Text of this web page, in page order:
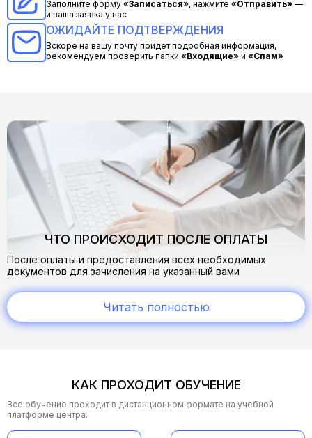
Заполните форму «Записаться», нажмите «Отправить» —
и ваша заявка у нас
ОЖИДАЙТЕ ПОДТВЕРЖДЕНИЯ
Вскоре на вашу почту придет подробная информация,
рекомендуем проверить папки «Входящие» и «Спам»
ЧТО ПРОИСХОДИТ ПОСЛЕ ОПЛАТЫ
После оплаты и предоставления всех необходимых
документов для зачисления на указанный вами
В нем вы найдете всю необходимую информацию:
cсылку на учебный портал
логин и пароль от личного кабинета, где предоставлен
В процессе обучения по любым вопросам обращайтесь к
своему методисту на почтуstart@mueg.ru— мы всегда на
связи и готовы помочь!
Желаем вам успехов, мотивации и ярких результатов в
Читать полностью
КАК ПРОХОДИТ ОБУЧЕНИЕ
Все обучение проходит в дистанционном формате на учебной
платформе центра.